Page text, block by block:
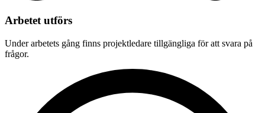
Arbetet utförs
Under arbetets gång finns projektledare tillgängliga för att svara på
frågor.